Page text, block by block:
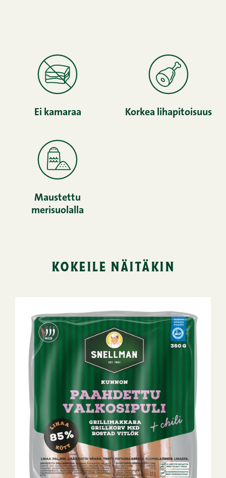
Ei kamaraa Korkea lihapitoisuus
Maustettu
merisuolalla
kokeile näitäkin